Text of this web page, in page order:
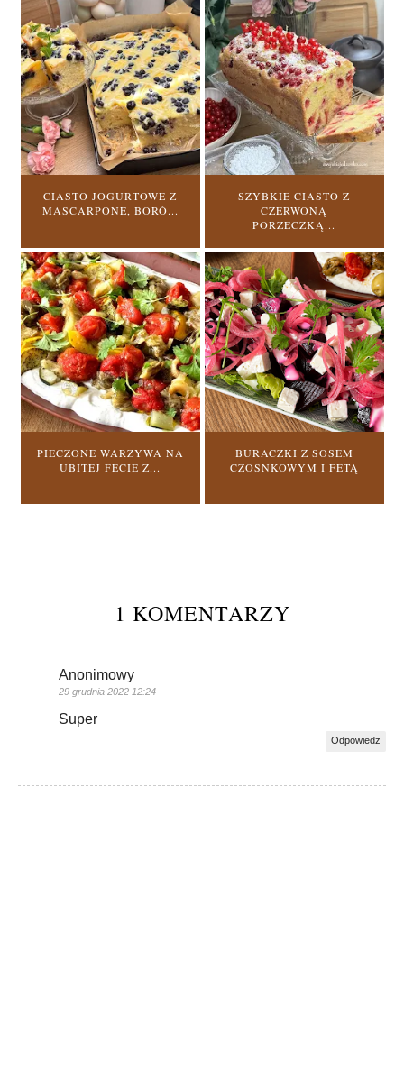
CIASTO JOGURTOWE Z
MASCARPONE, BORÓ...
SZYBKIE CIASTO Z
CZERWONĄ
PORZECZKĄ...
PIECZONE WARZYWA NA
UBITEJ FECIE Z...
BURACZKI Z SOSEM
CZOSNKOWYM I FETĄ
1 KOMENTARZY
Anonimowy
29 grudnia 2022 12:24
Super
Odpowiedz